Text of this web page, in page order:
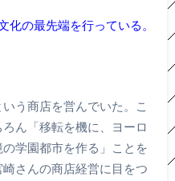
化の最先端を行っている。
う商店を営んでいた。こ
ん「移転を機に、ヨーロ
学園都市を作る」ことを
崎さんの商店経営に目をつ